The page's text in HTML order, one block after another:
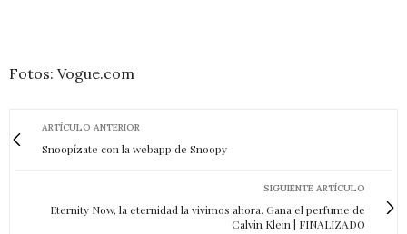
Fotos: Vogue.com
ARTÍCULO ANTERIOR
Snoopízate con la webapp de Snoopy
SIGUIENTE ARTÍCULO
Eternity Now, la eternidad la vivimos ahora. Gana el perfume de
Calvin Klein | FINALIZADO